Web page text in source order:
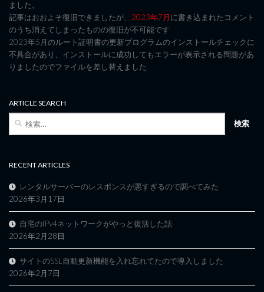
ました。
記事はおおよそ復旧できましたが、 2023年7月に書き込まれたコメント
のうち消えてしまったものの復旧が不可能です
2023年5月のルート証明書の更新プログラムのインストールチェックに
不具合があり、インストールに成功してもエラーが表示される問題があ
りましたのでファイルを差し替えました
ARTICLE SEARCH
RECENT ARTICLES
レンタルサーバーのレスポンスが悪すぎるので調べてみた
2026年3月17日
自宅のIPv4ネットワークがやっと復活した話
2026年2月28日
サイトのSSL自動更新機能を入れ忘れてたので導入しました
2026年2月7日